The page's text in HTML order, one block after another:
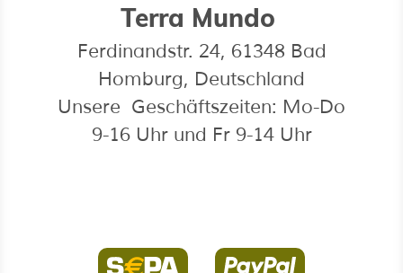
Terra Mundo
Ferdinandstr. 24, 61348 Bad
Homburg, Deutschland
Unsere Geschäftszeiten: Mo-Do
9-16 Uhr und Fr 9-14 Uhr